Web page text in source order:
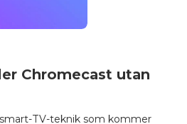
Chromecast utan
TV-teknik som kommer